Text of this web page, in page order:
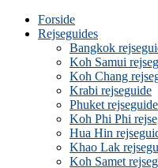
Forside
Rejseguides
Bangkok
Koh Samui
Koh Chang
Krabi rejseguide
Phuket rejseguide
Koh Phi Phi
Hua Hin
Khao Lak
Koh Samet